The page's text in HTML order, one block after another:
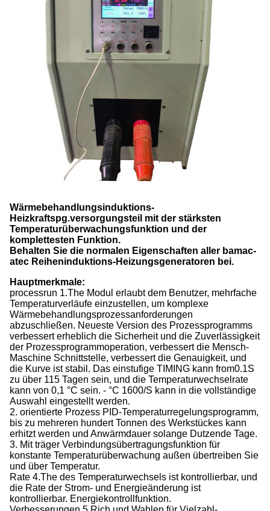
Wärmebehandlungsinduktions-
Heizkraftspg.versorgungsteil mit der stärksten
Temperaturüberwachungsfunktion und der
komplettesten Funktion.
Behalten Sie die normalen Eigenschaften aller bamac-
atec Reiheninduktions-Heizungsgeneratoren bei.
Hauptmerkmale:
processrun 1.The Modul erlaubt dem Benutzer, mehrfache
Temperaturverläufe einzustellen, um komplexe
Wärmebehandlungsprozessanforderungen
abzuschließen. Neueste Version des Prozessprogramms
verbessert erheblich die Sicherheit und die Zuverlässigkeit
der Prozessprogrammoperation, verbessert die Mensch-
Maschine Schnittstelle, verbessert die Genauigkeit, und
die Kurve ist stabil. Das einstufige TIMING kann from0.1S
zu über 115 Tagen sein, und die Temperaturwechselrate
kann von 0,1 °C sein. - °C 1600/S kann in die vollständige
Auswahl eingestellt werden.
2. orientierte Prozess PID-Temperaturregelungsprogramm,
bis zu mehreren hundert Tonnen des Werkstückes kann
erhitzt werden und Anwärmdauer solange Dutzende Tage.
3. Mit träger Verbindungsübertragungsfunktion für
konstante Temperaturüberwachung außen übertreiben Sie
und über Temperatur.
Rate 4.The des Temperaturwechsels ist kontrollierbar, und
die Rate der Strom- und Energieänderung ist
kontrollierbar. Energiekontrollfunktion.